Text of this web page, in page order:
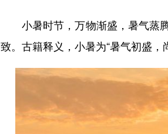
小暑时节，万物渐盛，暑气蒸腾
致。古籍释义，小暑为“暑气初盛，